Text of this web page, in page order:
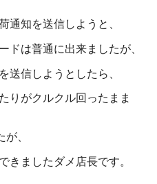
通知を送信しようと、
ドは普通に出来ましたが、
送信しようとしたら、
りがクルクル回ったまま
、
きましたダメ店長です。